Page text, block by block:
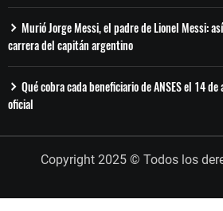
Murió Jorge Messi, el padre de Lionel Messi:
carrera del capitán argentino
Qué cobra cada beneficiario de ANSES el 14
oficial
Copyright 2025 © Todos los